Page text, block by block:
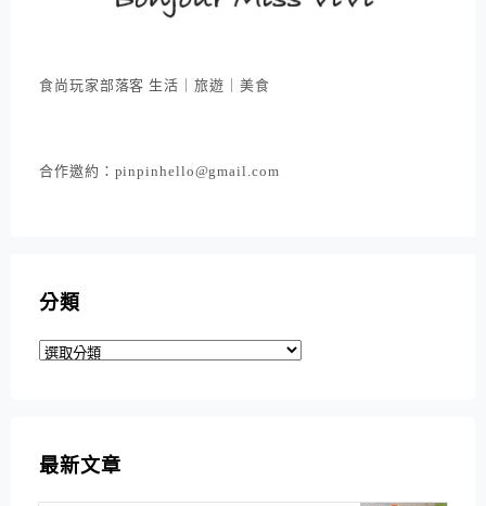
食尚玩家部落客 生活｜旅遊｜美食
合作邀約：pinpinhello@gmail.com
分類
分
最新文章